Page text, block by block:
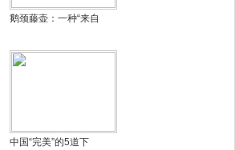
鹅颈藤壶：一种“来自
中国“完美”的5道下